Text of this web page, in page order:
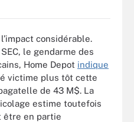
considérable.
le gendarme des
Home Depot indique
victime plus tôt cette
de 43 M$. La
estime toutefois
être en partie